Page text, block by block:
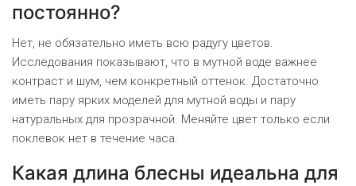
постоянно?
Нет, не обязательно иметь всю радугу цветов.
Исследования показывают, что в мутной воде важнее
контраст и шум, чем конкретный оттенок. Достаточно
иметь пару ярких моделей для мутной воды и пару
натуральных для прозрачной. Меняйте цвет только если
поклевок нет в течение часа.
Какая длина блесны идеальна для